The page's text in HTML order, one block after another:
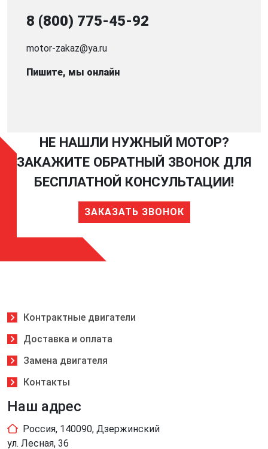
8 (800) 775-45-92
motor-zakaz@ya.ru
Пишите, мы онлайн
НЕ НАШЛИ НУЖНЫЙ МОТОР?
ЗАКАЖИТЕ ОБРАТНЫЙ ЗВОНОК ДЛЯ
БЕСПЛАТНОЙ КОНСУЛЬТАЦИИ!
ЗАКАЗАТЬ ЗВОНОК
Контрактные двигатели
Доставка и оплата
Замена двигателя
Контакты
Наш адрес
Россия, 140090, Дзержинский
ул. Лесная, 36